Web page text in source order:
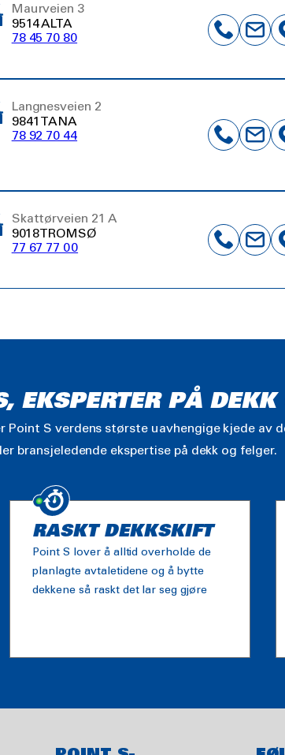
Maurveien 3
9514 ALTA
78 45 70 80
Langnesveien 2
9841 TANA
78 92 70 44
Skattørveien 21 A
9018 TROMSØ
77 67 77 00
EKSPERTER PÅ DEKK
Point S verdens største uavhengige kjede av
bransjeledende ekspertise på dekk og felger.
RASKT DEKKSKIFT
Point S lover å alltid overholde de
planlagte avtaletidene og å bytte
dekkene så raskt det lar seg gjøre